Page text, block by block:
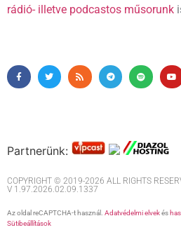
rádió- illetve podcastos műsorunk
Partnerünk:
COPYRIGHT © 2019-2026 ALL RIGHTS
V 1.97.2026.02.09.1337
Az oldal reCAPTCHA-t használ. Adatvédelmi elvekés
Sütibeállítások